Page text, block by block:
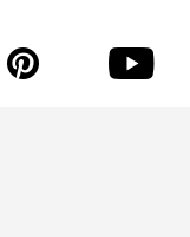
p y